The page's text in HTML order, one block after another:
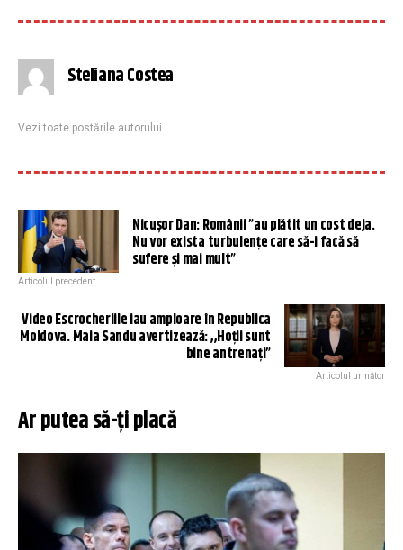
Steliana Costea
Vezi toate postările autorului
Nicușor Dan: Românii ”au plătit un cost deja.
Nu vor exista turbulenţe care să-i facă să
sufere şi mai mult”
Articolul precedent
Video Escrocheriile iau amploare în Republica
Moldova. Maia Sandu avertizează: ,,Hoții sunt
bine antrenați”
Articolul următor
Ar putea să-ți placă